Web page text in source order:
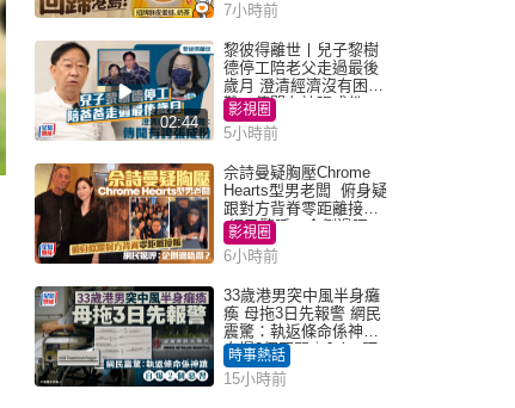
7小時前
02:44
黎彼得離世丨兒子黎樹
德停工陪老父走過最後
歲月 澄清經濟沒有困
難：傳聞有誇張成份
影視圈
5小時前
佘詩曼疑胸壓Chrome
Hearts型男老闆 俯身疑
跟對方背脊零距離接觸
網民驚呼：企側邊唔
得？
影視圈
6小時前
33歲港男突中風半身癱
瘓 母拖3日先報警 網民
震驚：執返條命係神蹟
自爆2個惡習｜Juicy叮
時事熱話
15小時前